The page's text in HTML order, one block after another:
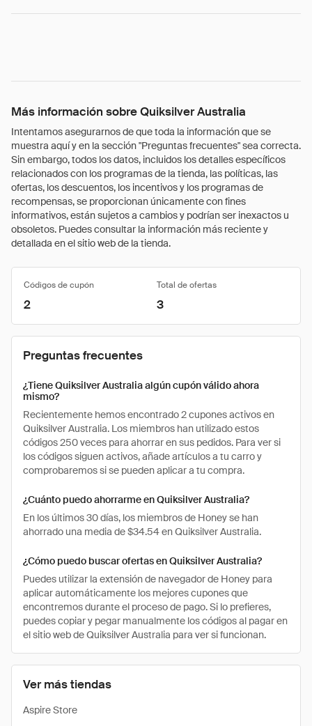
Más información sobre Quiksilver Australia
Intentamos asegurarnos de que toda la información que se
muestra aquí y en la sección "Preguntas frecuentes" sea correcta.
Sin embargo, todos los datos, incluidos los detalles específicos
relacionados con los programas de la tienda, las políticas, las
ofertas, los descuentos, los incentivos y los programas de
recompensas, se proporcionan únicamente con fines
informativos, están sujetos a cambios y podrían ser inexactos u
obsoletos. Puedes consultar la información más reciente y
detallada en el sitio web de la tienda.
Ver más tiendas
Aspire Store
Códigos de cupón Total de ofertas
2 3
Preguntas frecuentes
¿Tiene Quiksilver Australia algún cupón válido ahora
mismo?
Recientemente hemos encontrado 2 cupones activos en
Quiksilver Australia. Los miembros han utilizado estos
códigos 250 veces para ahorrar en sus pedidos. Para ver si
los códigos siguen activos, añade artículos a tu carro y
comprobaremos si se pueden aplicar a tu compra.
¿Cuánto puedo ahorrarme en Quiksilver Australia?
En los últimos 30 días, los miembros de Honey se han
ahorrado una media de $34.54 en Quiksilver Australia.
¿Cómo puedo buscar ofertas en Quiksilver Australia?
Puedes utilizar la extensión de navegador de Honey para
aplicar automáticamente los mejores cupones que
encontremos durante el proceso de pago. Si lo prefieres,
puedes copiar y pegar manualmente los códigos al pagar en
el sitio web de Quiksilver Australia para ver si funcionan.